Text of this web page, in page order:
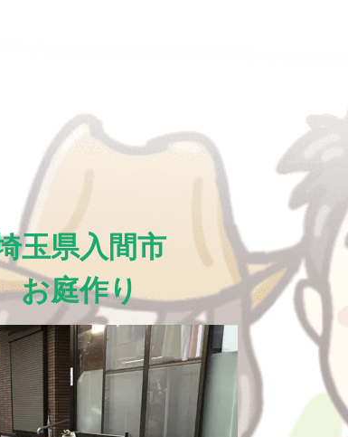
玉県入間市
お庭作り